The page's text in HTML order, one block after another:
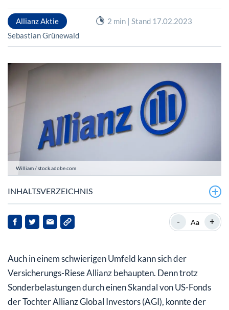
Allianz Aktie
2 min | Stand 17.02.2023
Sebastian Grünewald
William / stock.adobe.com
INHALTSVERZEICHNIS
Allianz mit Rekordergebnis in 2022
- Aa +
Auch in einem schwierigen Umfeld kann sich der
Versicherungs-Riese Allianz behaupten. Denn trotz
Sonderbelastungen durch einen Skandal von US-Fonds
der Tochter Allianz Global Investors (AGI), konnte der